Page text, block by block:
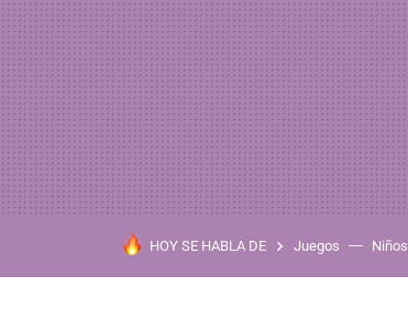
HOY SE HABLA DE Juegos Niños